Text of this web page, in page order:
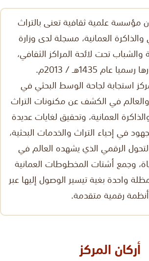
اﺑﺤﺚ معنا
البحث
المتقدم
تسجيل
الدخول
مؤسسة علمية ثقافية تعنى بالتراث
العمانية، مسجلة لدى وزارة
والشباب تحت لائحة المراكز الثقافي،
عام 1435هـ / 2013م.
استجابة لجاحة الوسط البحثي في
في الكشف عن مكنونات التراث
العمانية، وتحقيق لغايات عديدة
في إحياء التراث والخدمات البحثية،
الرقمي الذي يشهده العالم في
وجمع أشتات المخطوطات العمانية
واحدة بغية تيسير الوصول إليها عبر
أنظمة رقمية متقدمة.
أركان المركز